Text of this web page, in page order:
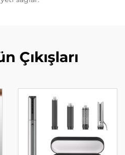
Çıkışları